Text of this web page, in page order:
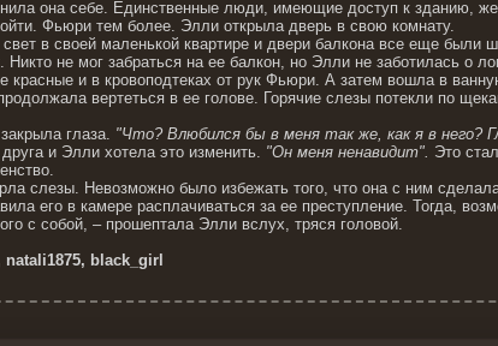
она себе. Единственные люди, имеющие доступ к зданию,
Фьюри тем более. Элли открыла дверь в свою комнату.
в своей маленькой квартире и двери балкона все еще были
Никто не мог забраться на ее балкон, но Элли не заботилась о
красные и в кровоподтеках от рук Фьюри. А затем вошла в
вертеться в ее голове. Горячие слезы потекли по
глаза. "Что? Влюбился бы в меня так же, как я в него?
и Элли хотела это изменить.
"Он меня ненавидит". Это
слезы. Невозможно было избежать того, что она с ним
его в камере расплачиваться за ее преступление. Тогда,
с собой, – прошептала Элли вслух, тряся головой.
black_girl